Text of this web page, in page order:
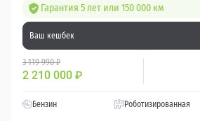
Гарантия 5 лет или 150 000 км
Ваш кешбек
3 119 990 ₽
2 210 000 ₽
Бензин Роботизированная